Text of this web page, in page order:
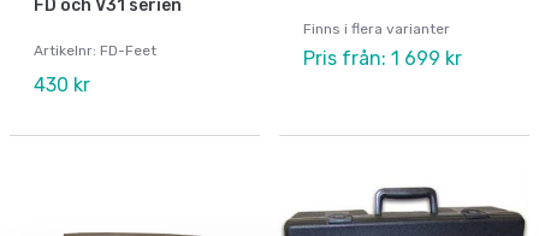
FD och V31 serien
Artikelnr: FD-Feet
430 kr
Finns i flera varianter
Pris från: 1 699 kr